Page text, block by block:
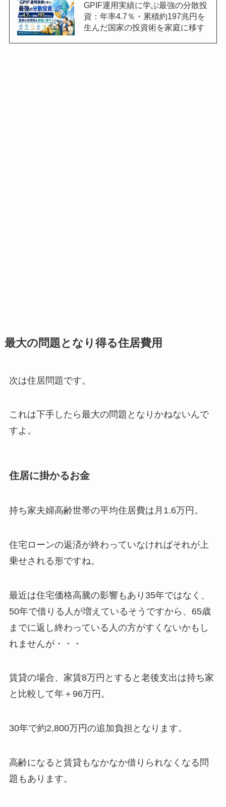
GPIF運用実績に学ぶ最強の分散投
資：年率4.7％・累積約197兆円を
生んだ国家の投資術を家庭に移す
最大の問題となり得る住居費用
次は住居問題です。
これは下手したら最大の問題となりかねないんで
すよ。
住居に掛かるお金
持ち家夫婦高齢世帯の平均住居費は月1.6万円。
住宅ローンの返済が終わっていなければそれが上
乗せされる形ですね。
最近は住宅価格高騰の影響もあり35年ではなく、
50年で借りる人が増えているそうですから、65歳
までに返し終わっている人の方がすくないかもし
れませんが・・・
賃貸の場合、家賃8万円とすると老後支出は持ち家
と比較して年＋96万円。
30年で約2,800万円の追加負担となります。
高齢になると賃貸もなかなか借りられなくなる問
題もあります。